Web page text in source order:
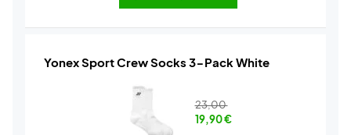
Yonex Sport Crew Socks 3-Pack White
23,00
19,90€